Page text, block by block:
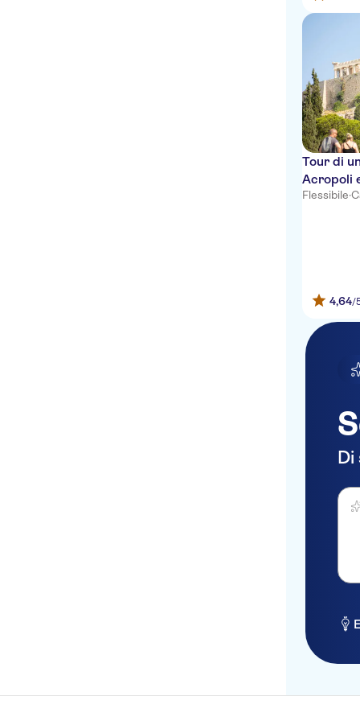
Tour di
Acropoli
Flessibile·
4,64/
Di
Fai